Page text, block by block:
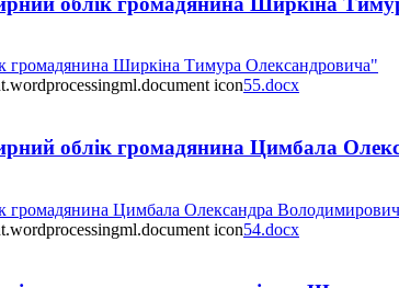
громадянина Ширкіна Тимура Олександровича"
55.docx
облік громадянина Цимбала
громадянина Цимбала Олександра
54.docx